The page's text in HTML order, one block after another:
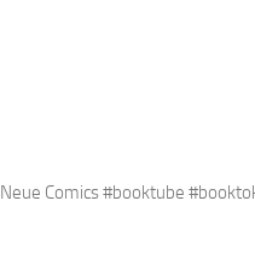
Neue Comics #booktube